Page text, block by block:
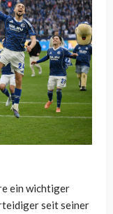
ein wichtiger
seit seiner